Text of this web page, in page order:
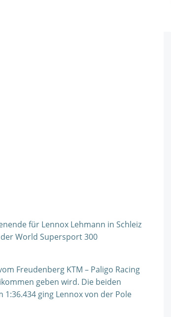
für Lennox Lehmann in Schleiz
World Supersport 300
Freudenberg KTM – Paligo Racing
geben wird. Die beiden
ging Lennox von der Pole